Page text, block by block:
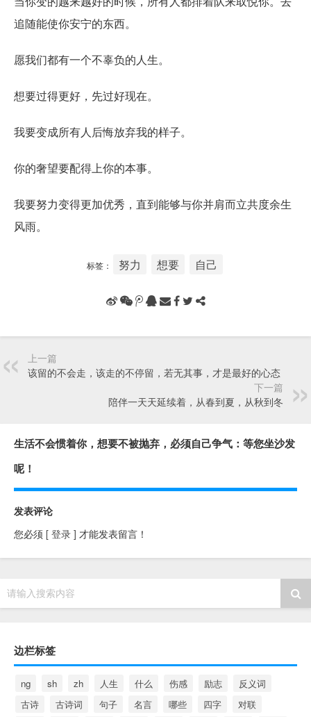
追随能使你安宁的东西。
愿我们都有一个不辜负的人生。
想要过得更好，先过好现在。
我要变成所有人后悔放弃我的样子。
你的奢望要配得上你的本事。
我要努力变得更加优秀，直到能够与你并肩而立共度余生
风雨。
标签： 努力 想要 自己
上一篇
该留的不会走，该走的不停留，若无其事，才是最好的心态
下一篇
陪伴一天天延续着，从春到夏，从秋到冬
生活不会惯着你，想要不被抛弃，必须自己争气：等您坐沙发
呢！
发表评论
您必须 [ 登录 ] 才能发表留言！
请输入搜索内容
边栏标签
ng sh zh 人生 什么 伤感 励志
反义词
古诗
古诗词 句子 名言 哪些 四字
对联